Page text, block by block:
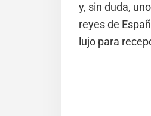
y, sin duda,
reyes de
lujo para